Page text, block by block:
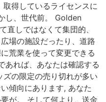
得しているライセンスに
し、世代前。 Golden
しではなくて集団的、
場の施設だったり、道路
荒業を使って変更できる
あれば、あなたは確認する
の限定の売り切れが多い
傾向にあります, あなた
が。 そして何より、送金